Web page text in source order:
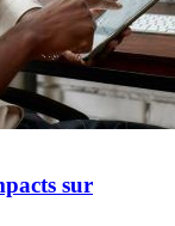
sur